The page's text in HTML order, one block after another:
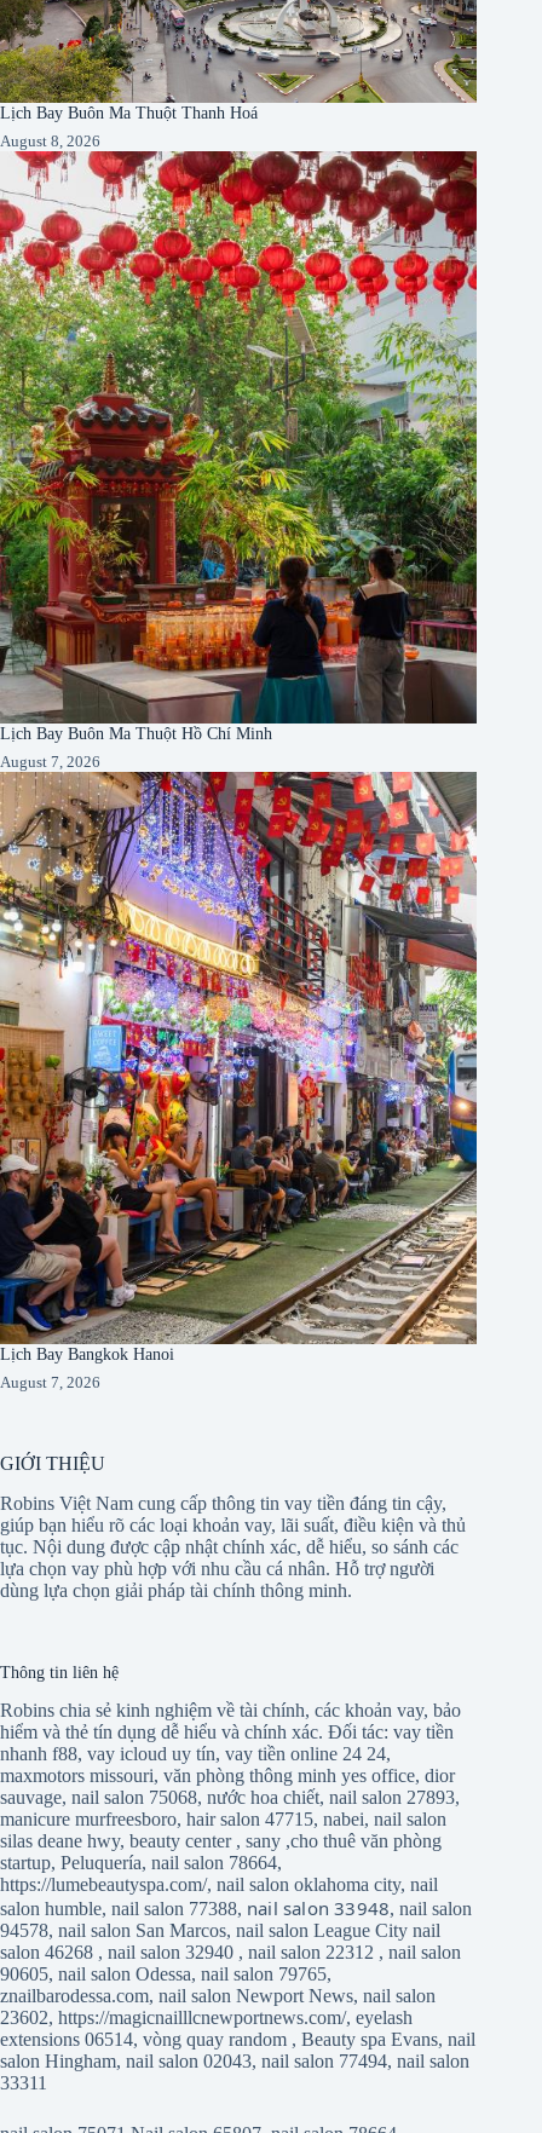
Lịch Bay Buôn Ma Thuột Thanh Hoá
August 8, 2026
Lịch Bay Buôn Ma Thuột Hồ Chí Minh
August 7, 2026
Lịch Bay Bangkok Hanoi
August 7, 2026
GIỚI THIỆU
Robins Việt Nam cung cấp thông tin vay tiền đáng tin cậy,
giúp bạn hiểu rõ các loại khoản vay, lãi suất, điều kiện và thủ
tục. Nội dung được cập nhật chính xác, dễ hiểu, so sánh các
lựa chọn vay phù hợp với nhu cầu cá nhân. Hỗ trợ người
dùng lựa chọn giải pháp tài chính thông minh.
Thông tin liên hệ
Robins chia sẻ kinh nghiệm về tài chính, các khoản vay, bảo
hiểm và thẻ tín dụng dễ hiểu và chính xác. Đối tác: vay tiền
nhanh f88, vay icloud uy tín, vay tiền online 24 24,
maxmotors missouri, văn phòng thông minh yes office, dior
sauvage, nail salon 75068, nước hoa chiết, nail salon 27893,
manicure murfreesboro, hair salon 47715, nabei, nail salon
silas deane hwy, beauty center, sany ,cho thuê văn phòng
startup, Peluquería, nail salon 78664,
https://lumebeautyspa.com/, nail salon oklahoma city, nail
salon humble, nail salon 77388, nail salon 33948,nail salon
94578, nail salon San Marcos, nail salon League City nail
salon 46268 , nail salon 32940 , nail salon 22312 , nail salon
90605, nail salon Odessa, nail salon 79765,
znailbarodessa.com, nail salon Newport News, nail salon
23602, https://magicnailllcnewportnews.com/, eyelash
extensions 06514, vòng quay random , Beauty spa Evans, nail
salon Hingham, nail salon 02043, nail salon 77494, nail salon
33311